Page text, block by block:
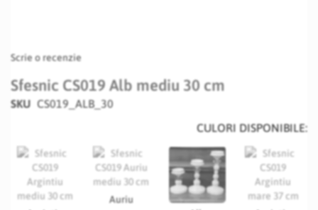
to
the
beginning
of
gallery
Scrie o recenzie
Sfesnic CS019 Alb mediu 30 cm
SKU CS019_ALB_30
CULORI DISPONIBILE:
Auriu